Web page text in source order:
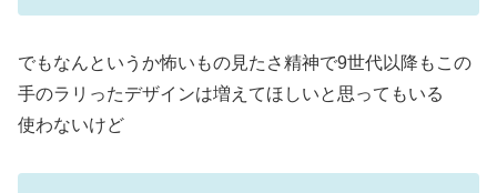
でもなんというか怖いもの見たさ精神で9世代以降もこの
手のラリったデザインは増えてほしいと思ってもいる
使わないけど